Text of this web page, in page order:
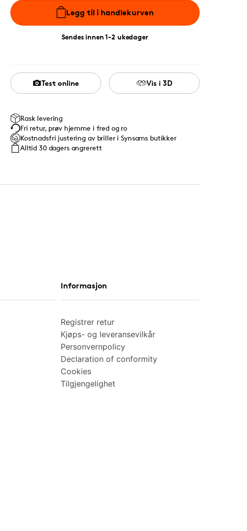
Legg til i handlekurven
Sendes innen 1-2 ukedager
Test online Vis i 3D
Rask levering
Fri retur, prøv hjemme i fred og ro
Kostnadsfri justering av briller i Synsams butikker
Alltid 30 dagers angrerett
Informasjon
Registrer retur
Kjøps- og leveransevilkår
Personvernpolicy
Declaration of conformity
Cookies
Tilgjengelighet